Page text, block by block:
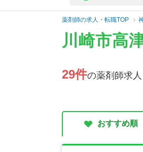
薬剤師の求人・転職TOP
川崎市高
29件の薬剤師求人
おすすめ順